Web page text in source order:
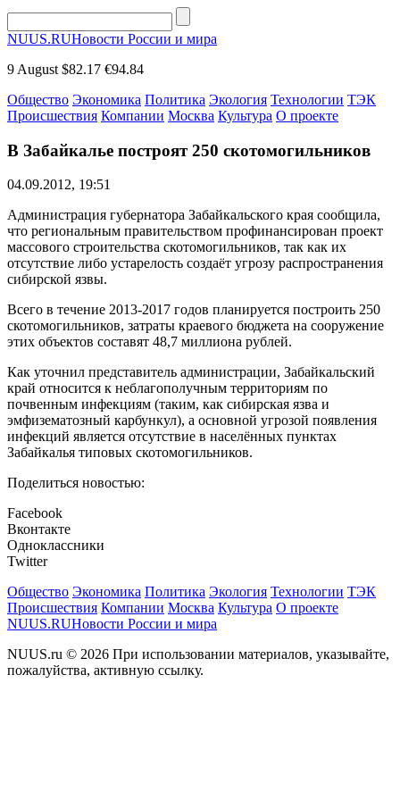
NUUS.RUНовости России и мира
9 August $82.17 €94.84
Общество Экономика Политика Экология Технологии ТЭК
Происшествия Компании Москва Культура О проекте
В Забайкалье построят 250 скотомогильников
04.09.2012, 19:51
Администрация губернатора Забайкальского края сообщила,
что региональным правительством профинансирован проект
массового строительства скотомогильников, так как их
отсутствие либо устарелость создаёт угрозу распространения
сибирской язвы.
Всего в течение 2013-2017 годов планируется построить 250
скотомогильников, затраты краевого бюджета на сооружение
этих объектов составят 48,7 миллиона рублей.
Как уточнил представитель администрации, Забайкальский
край относится к неблагополучным территориям по
почвенным инфекциям (таким, как сибирская язва и
эмфизематозный карбункул), а основной угрозой появления
инфекций является отсутствие в населённых пунктах
Забайкалья типовых скотомогильников.
Поделиться новостью:
Facebook
Вконтакте
Одноклассники
Twitter
Общество Экономика Политика Экология Технологии ТЭК
Происшествия Компании Москва Культура О проекте
NUUS.RUНовости России и мира
NUUS.ru © 2026 При использовании материалов, указывайте,
пожалуйства, активную ссылку.